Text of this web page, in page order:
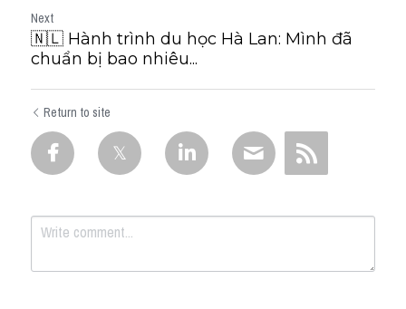
Next
🇳🇱 Hành trình du học Hà Lan: Mình đã
chuẩn bị bao nhiêu...
Return to site